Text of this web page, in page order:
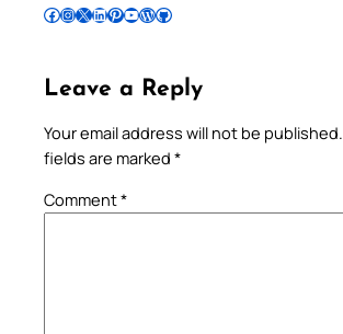
Follow Pradeep on Facebook Follow Pradeep on InstagramFollow Pradeep on X Follow Pradeep on LinkedIn Follow Pradeep on Pinterest Subscribe to Pradeep’s Youtube Channel Follow Pradeep on WordPress Follow Pradeep on GitHub
Leave a Reply
Your email address will not be published.
fields are marked *
Comment*